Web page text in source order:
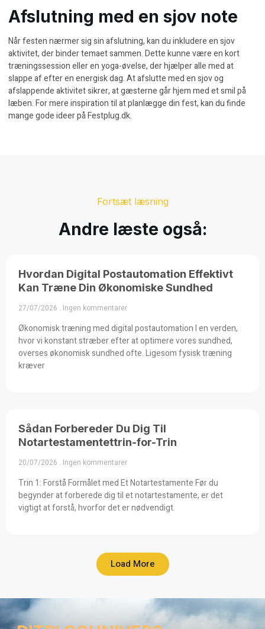
Afslutning med en sjov note
Når festen nærmer sig sin afslutning, kan du inkludere en sjov
aktivitet, der binder temaet sammen. Dette kunne være en kort
træningssession eller en yoga-øvelse, der hjælper alle med at
slappe af efter en energisk dag. At afslutte med en sjov og
afslappende aktivitet sikrer, at gæsterne går hjem med et smil på
læben. For mere inspiration til at planlægge din fest, kan du finde
mange gode ideer påFestplug.dk.
Fortsæt læsning
Andre læste også:
Hvordan Digital Postautomation Effektivt
Kan Træne Din Økonomiske Sundhed
27/07/2026 Ingen kommentarer
Økonomisk træning med digital postautomation I en verden,
hvor vi konstant stræber efter at optimere vores sundhed,
overses økonomisk sundhed ofte. Ligesom fysisk træning
kræver
Sådan Forbereder Du Dig Til
Notartestamentettrin-for-Trin
20/07/2026 Ingen kommentarer
Trin 1: Forstå Formålet med Et Notartestamente Før du
begynder at forberede dig til et notartestamente, er det
vigtigt at forstå, hvorfor det er nødvendigt.
Load More